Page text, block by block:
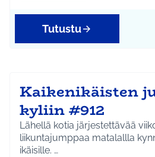
Tutustu
Kaikenikäisten
kyliin #912
Lähellä kotia järjestettävää
liikuntajumppaa matalallla
ikäisille. …